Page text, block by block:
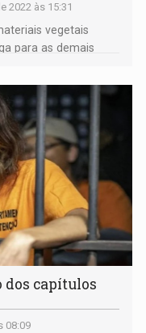
2022 às 15:31
vegetais
para as demais
dos capítulos
08:09